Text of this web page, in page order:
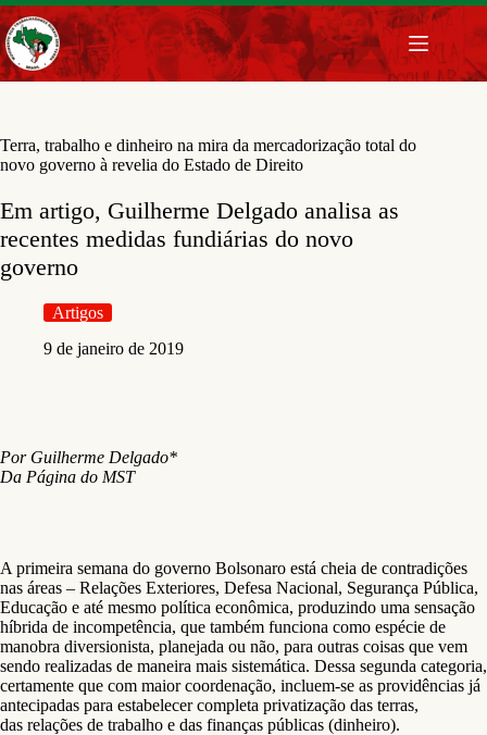
Pular
para
o
conteúdo
Terra, trabalho e dinheiro na mira da mercadorização total do
novo governo à revelia do Estado de Direito
Em artigo, Guilherme Delgado analisa as
recentes medidas fundiárias do novo
governo
Artigos
9 de janeiro de 2019
Por Guilherme Delgado*
Da Página do MST
A primeira semana do governo Bolsonaro está cheia de contradições
nas áreas – Relações Exteriores, Defesa Nacional, Segurança Pública,
Educação e até mesmo política econômica, produzindo uma sensação
híbrida de incompetência, que também funciona como espécie de
manobra diversionista, planejada ou não, para outras coisas que vem
sendo realizadas de maneira mais sistemática. Dessa segunda categoria,
certamente que com maior coordenação, incluem-se as providências já
antecipadas para estabelecer completa privatização das terras,
das relações de trabalho e das finanças públicas (dinheiro).